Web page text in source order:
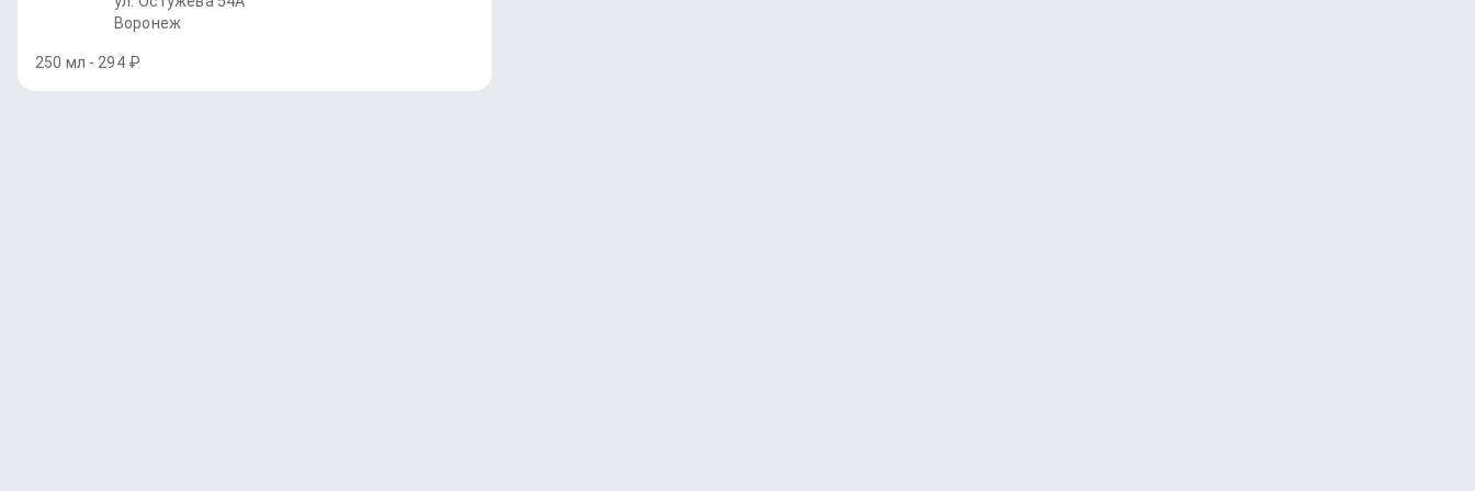
Воронеж
250 мл - 294 ₽